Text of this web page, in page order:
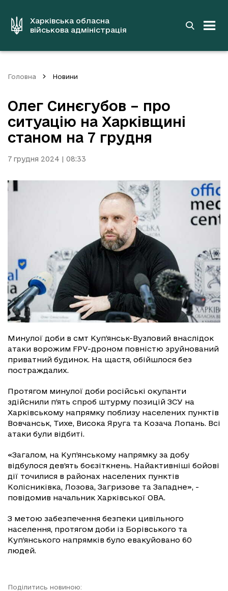
вмістуХарківська обласна
військова адміністрація
Головна Новини
Олег Синєгубов – про
ситуацію на Харківщині
станом на 7 грудня
7 грудня 2024 | 08:33
Минулої доби в смт Куп’янськ-Вузловий внаслідок
атаки ворожим FPV-дроном повністю зруйнований
приватний будинок. На щастя, обійшлося без
постраждалих.
Протягом минулої доби російські окупанти
здійснили п’ять спроб штурму позицій ЗСУ на
Харківському напрямку поблизу населених пунктів
Вовчанськ, Тихе, Висока Яруга та Козача Лопань. Всі
атаки були відбиті.
«Загалом, на Куп’янському напрямку за добу
відбулося дев’ять боєзіткнень. Найактивніші бойові
дії точилися в районах населених пунктів
Колісниківка, Лозова, Загризове та Западне», -
повідомив начальник Харківської ОВА.
З метою забезпечення безпеки цивільного
населення, протягом доби із Борівського та
Куп’янського напрямків було евакуйовано 60
людей.
Поділитись новиною: